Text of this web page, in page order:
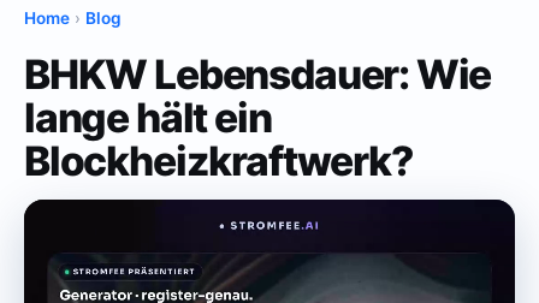
Home › Blog
BHKW Lebensdauer: Wie
lange hält ein
Blockheizkraftwerk?